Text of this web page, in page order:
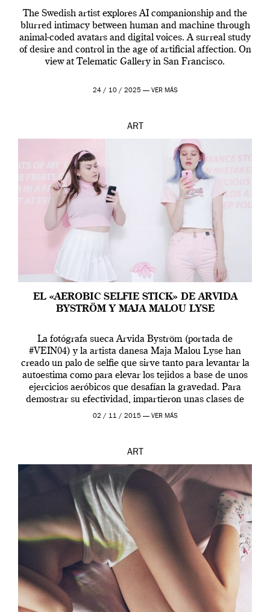
The Swedish artist explores AI companionship and the
blurred intimacy between human and machine through
animal-coded avatars and digital voices. A surreal study
of desire and control in the age of artificial affection. On
view at Telematic Gallery in San Francisco.
24 / 10 / 2025 — VER MÁS
ART
EL «AEROBIC SELFIE STICK» DE ARVIDA
BYSTRÖM Y MAJA MALOU LYSE
La fotógrafa sueca Arvida Byström (portada de
#VEIN04) y la artista danesa Maja Malou Lyse han
creado un palo de selfie que sirve tanto para levantar la
autoestima como para elevar los tejidos a base de unos
ejercicios aeróbicos que desafían la gravedad. Para
demostrar su efectividad, impartieron unas clases de
prueba en el Tate […]
02 / 11 / 2015 — VER MÁS
ART